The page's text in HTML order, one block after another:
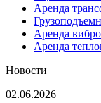
Аренда
Аренда
Аренда
Новости
02.06.2026